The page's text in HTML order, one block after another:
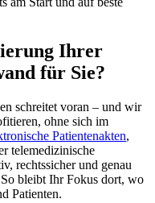
Ihrer
für Sie?
schreitet voran – und wir
ohne sich im
Patientenakten,
telemedizinische
rechtssicher und genau
bleibt Ihr Fokus dort, wo
Patienten.